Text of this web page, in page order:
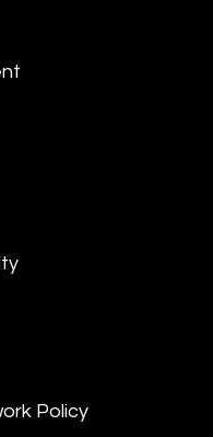
Policy